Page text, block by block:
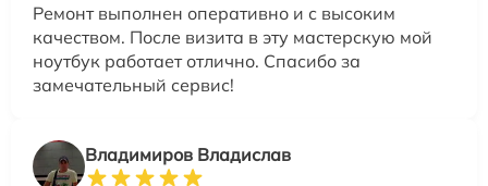
Ремонт выполнен оперативно и с высоким
качеством. После визита в эту мастерскую мой
ноутбук работает отлично. Спасибо за
замечательный сервис!
Владимиров Владислав